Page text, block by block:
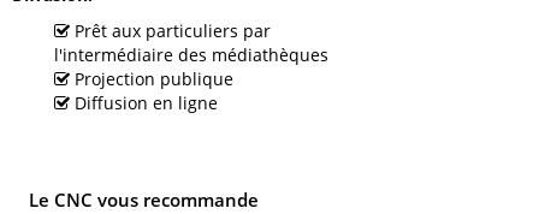
Prêt aux particuliers par
l'intermédiaire des médiathèques
Projection publique
Diffusion en ligne
Le CNC vous recommande